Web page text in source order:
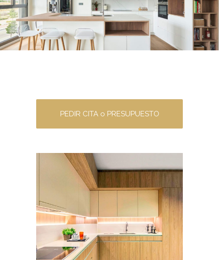
PEDIR CITA o PRESUPUESTO